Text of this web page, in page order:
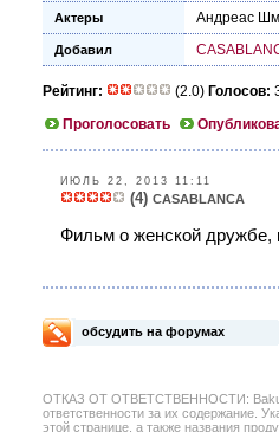
Актеры Андреас
Добавил
Рейтинг: (2.0) Голосов:
Проголосовать
ИЮЛЬ 22, 2013 11:11
(4) CASABLANCA
Фильм о женской дружбе,
обсудить на форумах
ОТКАЗ ОТ ОТВЕТСТВЕННОСТИ:
ответственности за их содержание.
этой странице, а также названия